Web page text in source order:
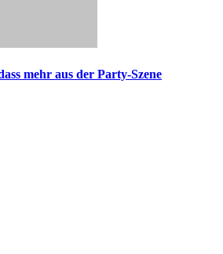
mehr aus der Party-Szene